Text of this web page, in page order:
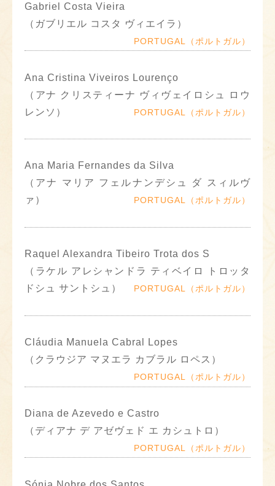
Gabriel Costa Vieira
（ガブリエル コスタ ヴィエイラ）
PORTUGAL（ポルトガル）
Ana Cristina Viveiros Lourenço
（アナ クリスティーナ ヴィヴェイロシュ ロウ
レンソ）
PORTUGAL（ポルトガル）
Ana Maria Fernandes da Silva
（アナ マリア フェルナンデシュ ダ スィルヴ
ァ）
PORTUGAL（ポルトガル）
Raquel Alexandra Tibeiro Trota dos S
（ラケル アレシャンドラ ティベイロ トロッタ
ドシュ サントシュ）
PORTUGAL（ポルトガル）
Cláudia Manuela Cabral Lopes
（クラウジア マヌエラ カブラル ロペス）
PORTUGAL（ポルトガル）
Diana de Azevedo e Castro
（ディアナ デ アゼヴェド エ カシュトロ）
PORTUGAL（ポルトガル）